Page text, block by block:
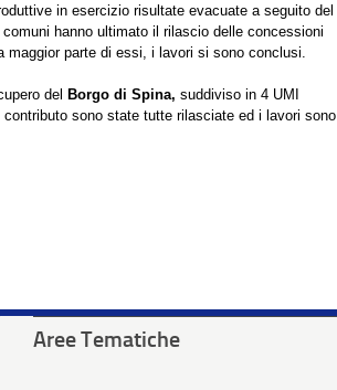
in esercizio risultate evacuate a seguito del
hanno ultimato il rilascio delle concessioni
parte di essi, i lavori si sono conclusi.
del Borgo di Spina, suddiviso in 4 UMI
sono state tutte rilasciate ed i lavori sono
Aree Tematiche